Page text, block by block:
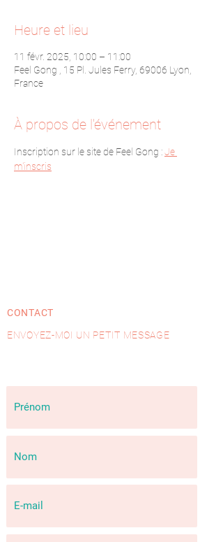
Heure et lieu
11 févr. 2025, 10:00 – 11:00
Feel Gong , 15 Pl. Jules Ferry, 69006 Lyon,
France
À propos de l'événement
Inscription sur le site de Feel Gong : Je
m'inscris
CONTACT
ENVOYEZ-MOI UN PETIT MESSAGE